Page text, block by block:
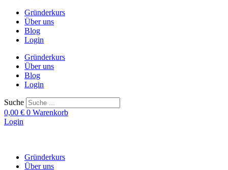
Gründerkurs
Über uns
Blog
Login
Gründerkurs
Über uns
Blog
Login
Suche
0,00 € 0 Warenkorb
Login
Gründerkurs
Über uns